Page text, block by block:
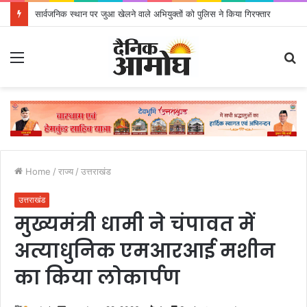
सार्वजनिक स्थान पर जुआ खेलने वाले अभियुक्तों को पुलिस ने किया गिरफ्तार
Home / राज्य / उत्तराखंड
उत्तराखंड
मुख्यमंत्री धामी ने चंपावत में
अत्याधुनिक एमआरआई मशीन
का किया लोकार्पण